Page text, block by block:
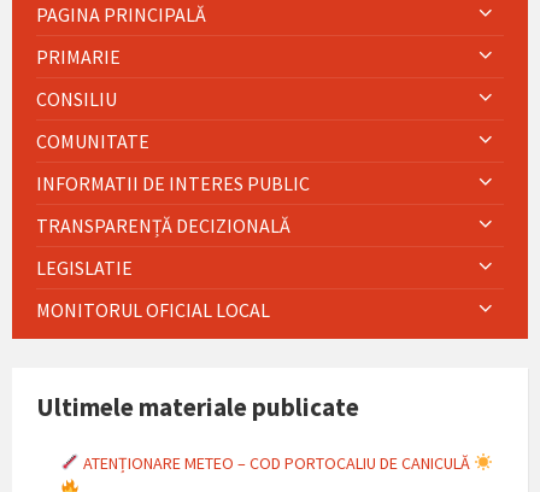
PAGINA PRINCIPALĂ
PRIMARIE
CONSILIU
COMUNITATE
INFORMATII DE INTERES PUBLIC
TRANSPARENȚĂ DECIZIONALĂ
LEGISLATIE
MONITORUL OFICIAL LOCAL
Ultimele materiale publicate
ATENȚIONARE METEO – COD PORTOCALIU DE CANICULĂ